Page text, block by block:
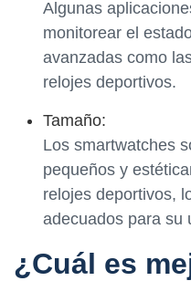
Algunas
monitorear el
avanzadas como
relojes deportivos.
Tamaño:
Los smartwatches
pequeños y
relojes deportivos,
adecuados para su
¿Cuál es